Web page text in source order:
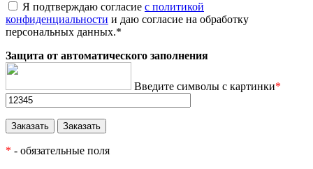
Я подтверждаю согласие с политикой
конфиденциальности и даю согласие на обработку
персональных данных.*
Защита от автоматического заполнения
Введите символы с картинки*
* - обязательные поля